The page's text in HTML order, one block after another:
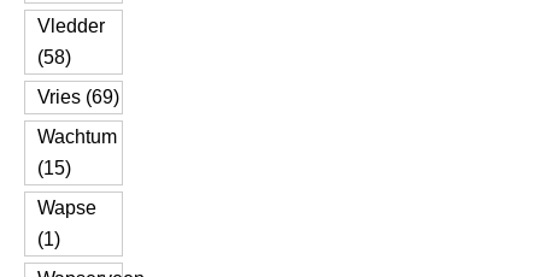
Vledder
(58)
Vries (69)
Wachtum
(15)
Wapse
(1)